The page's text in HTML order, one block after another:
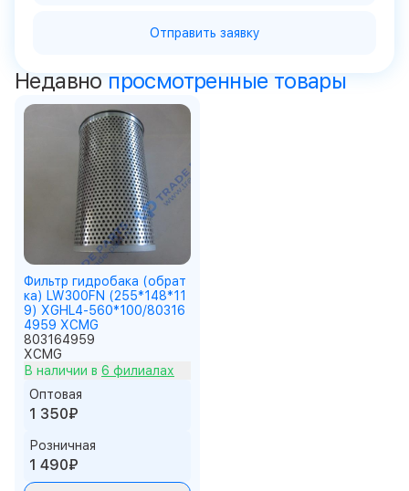
Отправить заявку
Недавно просмотренные товары
Фильтр гидробака (обрат
ка) LW300FN (255*148*11
9) XGHL4-560*100/80316
4959 XCMG
803164959
XCMG
В наличии в 6 филиалах
Оптовая
1 350₽
Розничная
1 490₽